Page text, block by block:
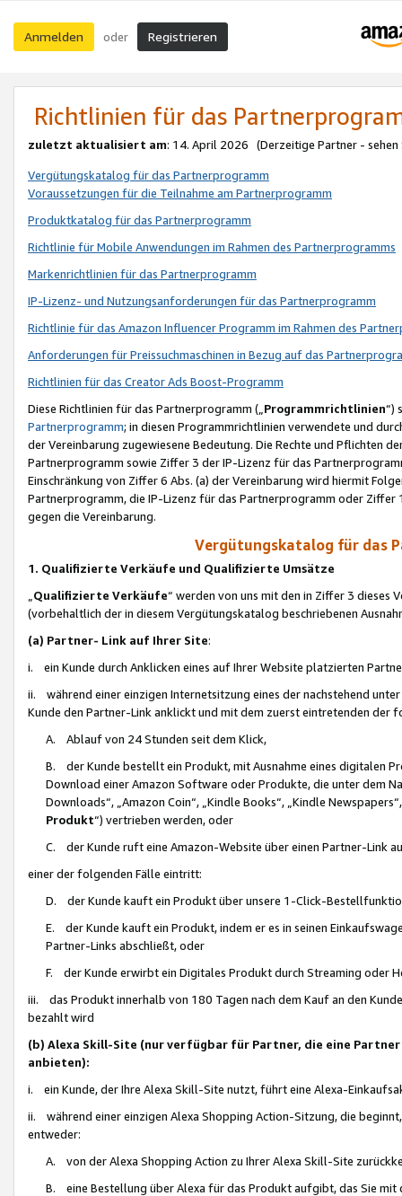
Anmelden oder Registrieren
Richtlinien für das
zuletzt aktualisiert am: 14. April 2026 (Derzeitige Partner - sehen
Vergütungskatalog für das Partnerprogramm
Voraussetzungen für die Teilnahme am Partnerprogramm
Produktkatalog für das Partnerprogramm
Richtlinie für Mobile Anwendungen im Rahmen des Partnerprogramms
Markenrichtlinien für das Partnerprogramm
IP-Lizenz- und Nutzungsanforderungen für das Partnerprogramm
Richtlinie für das Amazon Influencer Programm im Rahmen des
Anforderungen für Preissuchmaschinen in Bezug auf das
Richtlinien für das Creator Ads Boost-Programm
Diese Richtlinien für das Partnerprogramm („Programmrichtlinien“)
Partnerprogramm; in diesen Programmrichtlinien verwendete und
der Vereinbarung zugewiesene Bedeutung. Die Rechte und Pflichten
Partnerprogramm sowie Ziffer 3 der IP-Lizenz für das
Einschränkung von Ziffer 6 Abs. (a) der Vereinbarung wird hiermit
Partnerprogramm, die IP-Lizenz für das Partnerprogramm oder
gegen die Vereinbarung.
Vergütungskatalog für das
1. Qualifizierte Verkäufe und Qualifizierte Umsätze
Qualifizierte Verkäufe“ werden von uns mit den in Ziffer 3
(vorbehaltlich der in diesem Vergütungskatalog beschriebenen
(a) Partner- Link auf Ihrer Site:
i. ein Kunde durch Anklicken eines auf Ihrer Website platzierten
ii. während einer einzigen Internetsitzung eines der nachstehend
Kunde den Partner-Link anklickt und mit dem zuerst eintretenden der
A. Ablauf von 24 Stunden seit dem Klick,
B. der Kunde bestellt ein Produkt, mit Ausnahme eines digitalen
Download einer Amazon Software oder Produkte, die unter dem
Downloads“, „Amazon Coin“, „Kindle Books“, „Kindle
Produkt“) vertrieben werden, oder
C. der Kunde ruft eine Amazon-Website über einen Partner-Link
einer der folgenden Fälle eintritt:
D. der Kunde kauft ein Produkt über unsere 1-Click-
E. der Kunde kauft ein Produkt, indem er es in seinen
Partner-Links abschließt, oder
F. der Kunde erwirbt ein Digitales Produkt durch Streaming oder
iii. das Produkt innerhalb von 180 Tagen nach dem Kauf an den
bezahlt wird
(b) Alexa Skill-Site (nur verfügbar für Partner, die eine
anbieten):
i. ein Kunde, der Ihre Alexa Skill-Site nutzt, führt eine Alexa-
ii. während einer einzigen Alexa Shopping Action-Sitzung, die
entweder:
A. von der Alexa Shopping Action zu Ihrer Alexa Skill-Site
B. eine Bestellung über Alexa für das Produkt aufgibt, das Sie mit